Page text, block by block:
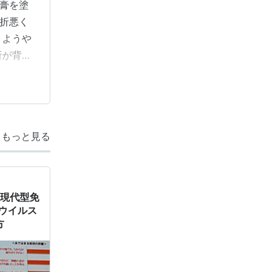
を塗
悪く
うや
背中
んで
もっと見る
代型免
イルス